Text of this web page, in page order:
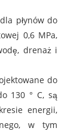
płynów do
0,6 MPa,
drenaż i
do
130 ° C, są
energii,
w tym